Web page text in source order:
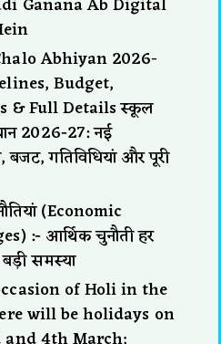
Abhiyan 2026-
Budget,
& Full Details स्कूल
2026-27: नई
बजट, गतिविधियां और पूरी
(Economic
:- आर्थिक चुनौती हर
समस्या
of Holi in the
will be holidays on